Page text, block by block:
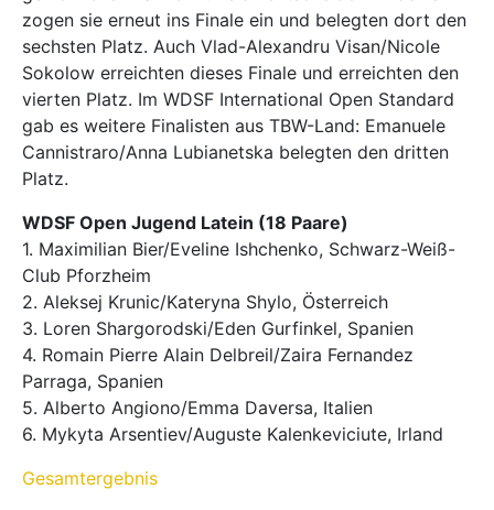
zogen sie erneut ins Finale ein und belegten dort den
sechsten Platz. Auch Vlad-Alexandru Visan/Nicole
Sokolow erreichten dieses Finale und erreichten den
vierten Platz. Im WDSF International Open Standard
gab es weitere Finalisten aus TBW-Land: Emanuele
Cannistraro/Anna Lubianetska belegten den dritten
Platz.
WDSF Open Jugend Latein (18 Paare)
1. Maximilian Bier/Eveline Ishchenko, Schwarz-Weiß-
Club Pforzheim
2. Aleksej Krunic/Kateryna Shylo, Österreich
3. Loren Shargorodski/Eden Gurfinkel, Spanien
4. Romain Pierre Alain Delbreil/Zaira Fernandez
Parraga, Spanien
5. Alberto Angiono/Emma Daversa, Italien
6. Mykyta Arsentiev/Auguste Kalenkeviciute, Irland
Gesamtergebnis